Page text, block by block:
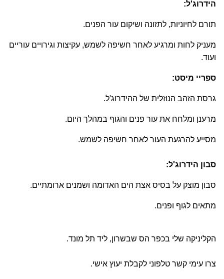
הידרוג'ל:
תורם לחיוניות, לתזונה ושיקום עור הפנים.
מעניק לחות ומרגיע לאחר חשיפה לשמש, עקיצות וגירויים עוריים
ועוד.
ספריי מיסט:
גרסת הזהב הנוזלית של ההידרוג'ל.
מרענן ומלחח את עור פנים והגוף במהלך היום.
מסייע להרגעת העור לאחר חשיפה לשמש.
סבון הידרוג'ל:
סבון מוצק על בסיס אצת הים האדומה ושמנים ארומתיים.
מתאים לגוף ופנים.
הקליניקה שלי בכפר הס שבשרון, ליד תל מונד.
צרו עימי קשר טלפוני לקבלת יעוץ אישי.